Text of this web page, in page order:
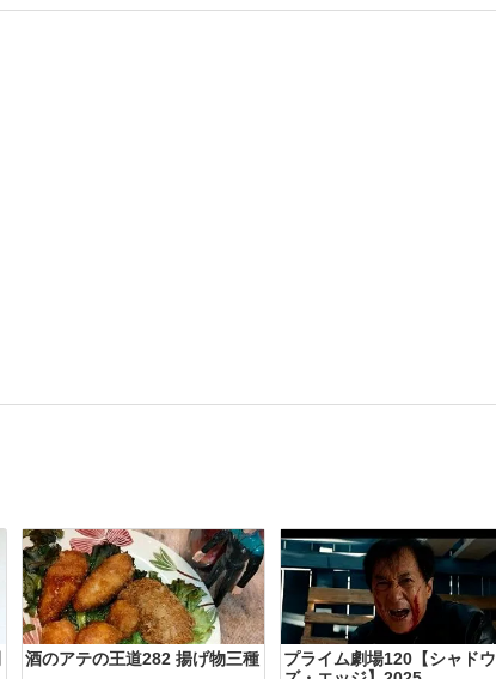
酒のアテの王道282 揚げ物三種
プライム劇場120【シャドウ